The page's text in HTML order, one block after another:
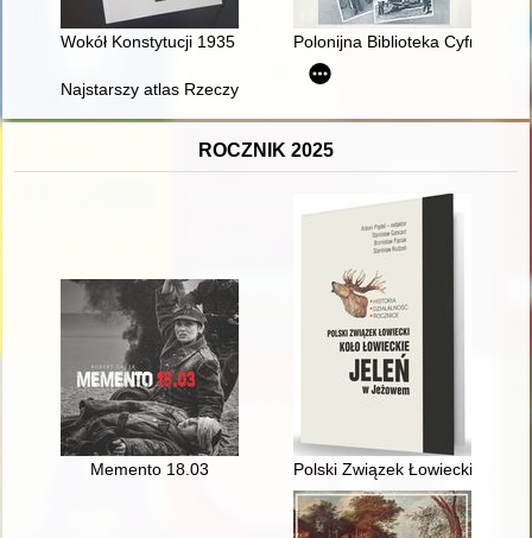
Wokół Konstytucji 1935 roku : przyczynek historii i
Polonijna Biblioteka Cyfrowa :
Najstarszy atlas Rzeczypospolitej Obojga Narodów : mapy i
ROCZNIK 2025
Memento 18.03 Polski Związek Łowiecki :